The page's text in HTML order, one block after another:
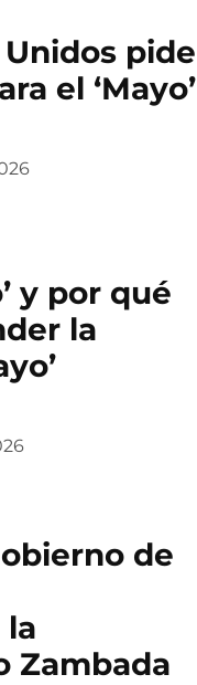
pide
el ‘Mayo’
y por qué
la
de
Zambada